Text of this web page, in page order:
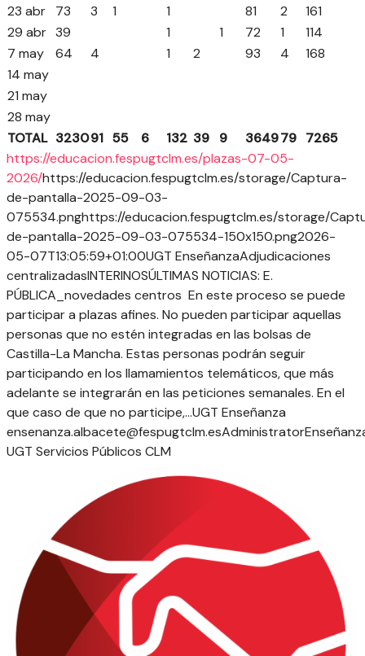
23 abr
73 3 1 1 81 2
161
29 abr 39 1 1 72 1
114
7 may
64 4 1 2 93 4
168
14 may
21 may
28 may
TOTAL 323091 55 6 132 39 9 364979 7265
https://educacion.fespugtclm.es/plazas-07-05-
2026/https://educacion.fespugtclm.es/storage/Captura-
de-pantalla-2025-09-03-
075534.pnghttps://educacion.fespugtclm.es/storage/
de-pantalla-2025-09-03-075534-150x150.png2026-
05-07T13:05:59+01:00UGT EnseñanzaAdjudicaciones
centralizadasINTERINOSÚLTIMAS NOTICIAS: E.
PÚBLICA _novedades centros En este proceso se puede
participar a plazas afines. No pueden participar aquellas
personas que no estén integradas en las bolsas de
Castilla-La Mancha. Estas personas podrán seguir
participando en los llamamientos telemáticos, que más
adelante se integrarán en las peticiones semanales. En el
que caso de que no participe,...UGT Enseñanza
ensenanza.albacete@fespugtclm.esAdministrator
UGT Servicios Públicos CLM